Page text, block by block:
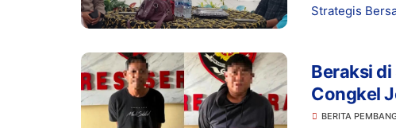
Strategis
Beraksi
Congkel
BERITA